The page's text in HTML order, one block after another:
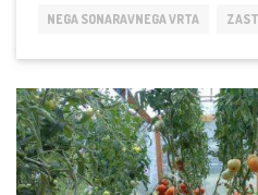
NA
NEGA SONARAVNEGA VRTA